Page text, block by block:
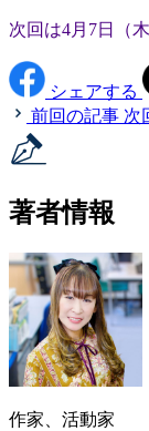
次回は4月7日（
シェアする
前回の記事 次
著者情報
作家、活動家